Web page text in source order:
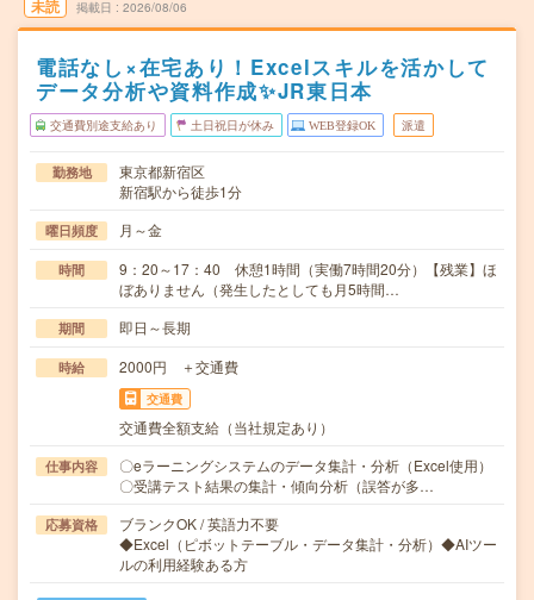
未読 掲載日 2026/08/06
電話なし×在宅あり！Excelスキルを活かして
データ分析や資料作成✨JR東日本
交通費別途支給あり 土日祝日が休み WEB登録OK 派遣
勤務地
東京都新宿区
新宿駅から徒歩1分
曜日頻度 月～金
時間
9：20～17：40 休憩1時間（実働7時間20分）【残業】ほ
ぼありません（発生したとしても月5時間…
期間 即日～長期
時給 2000円 ＋交通費
交通費
交通費全額支給（当社規定あり）
仕事内容
〇eラーニングシステムのデータ集計・分析（Excel使用）
〇受講テスト結果の集計・傾向分析（誤答が多…
応募資格
ブランクOK / 英語力不要
◆Excel（ピボットテーブル・データ集計・分析）◆AIツー
ルの利用経験ある方